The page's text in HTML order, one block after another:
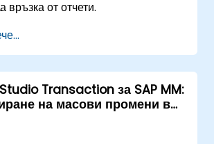
връзка от отчети.
Transaction за SAP MM:
на масови промени в